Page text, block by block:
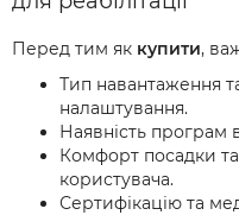
Перед тим як купити,
Тип навантаження
налаштування.
Наявність програм
Комфорт посадки
користувача.
Сертифікацію та